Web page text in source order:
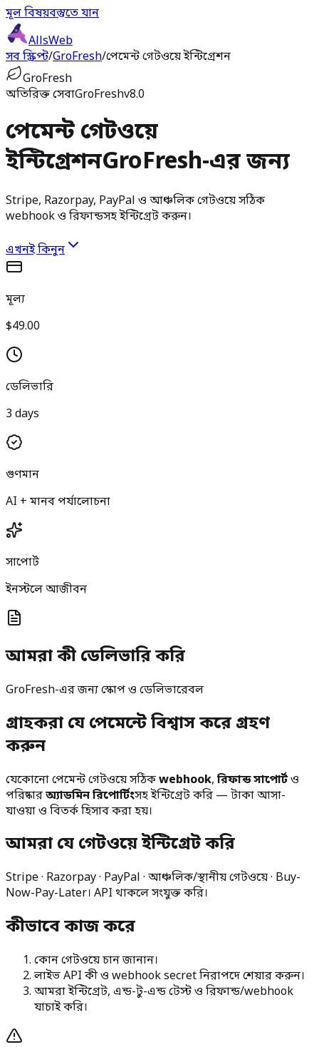
মূল বিষয়বস্তুতে যান
AllsWeb
সব স্ক্রিপ্ট/GroFresh/পেমেন্ট গেটওয়ে ইন্টিগ্রেশন
GroFresh
অতিরিক্ত সেবাGroFreshv8.0
পেমেন্ট গেটওয়ে
ইন্টিগ্রেশনGroFresh-এর জন্য
Stripe, Razorpay, PayPal ও আঞ্চলিক গেটওয়ে সঠিক
webhook ও রিফান্ডসহ ইন্টিগ্রেট করুন।
এখনই কিনুন
মূল্য
$49.00
ডেলিভারি
3 days
গুণমান
AI + মানব পর্যালোচনা
সাপোর্ট
ইনস্টলে আজীবন
আমরা কী ডেলিভারি করি
GroFresh-এর জন্য স্কোপ ও ডেলিভারেবল
গ্রাহকরা যে পেমেন্টে বিশ্বাস করে গ্রহণ
করুন
যেকোনো পেমেন্ট গেটওয়ে সঠিকwebhook, রিফান্ড সাপোর্টও
পরিষ্কারঅ্যাডমিন রিপোর্টিংসহ ইন্টিগ্রেট করি — টাকা আসা-
যাওয়া ও বিতর্ক হিসাব করা হয়।
আমরা যে গেটওয়ে ইন্টিগ্রেট করি
Stripe · Razorpay · PayPal · আঞ্চলিক/স্থানীয় গেটওয়ে · Buy-
Now-Pay-Later। API থাকলে সংযুক্ত করি।
কীভাবে কাজ করে
কোন গেটওয়ে চান জানান।
লাইভ API কী ও webhook secret নিরাপদে শেয়ার করুন।
আমরা ইন্টিগ্রেট, এন্ড-টু-এন্ড টেস্ট ও রিফান্ড/webhook
যাচাই করি।